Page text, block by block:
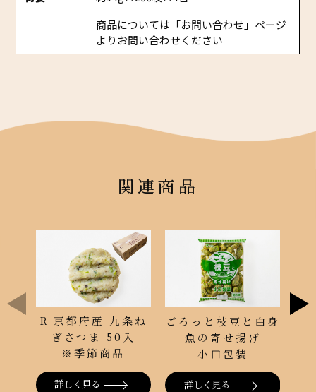
商品については「お問い合わせ」ページ
よりお問い合わせください
関連商品
R 京都府産 九条ね
ぎさつま 50入
※季節商品
詳しく見る
ごろっと枝豆と白身
魚の寄せ揚げ
小口包装
詳しく見る